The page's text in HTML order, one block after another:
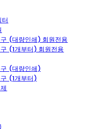
(대량인쇄) 회원전용
(1개부터) 회원전용
(대량인쇄)
(1개부터)